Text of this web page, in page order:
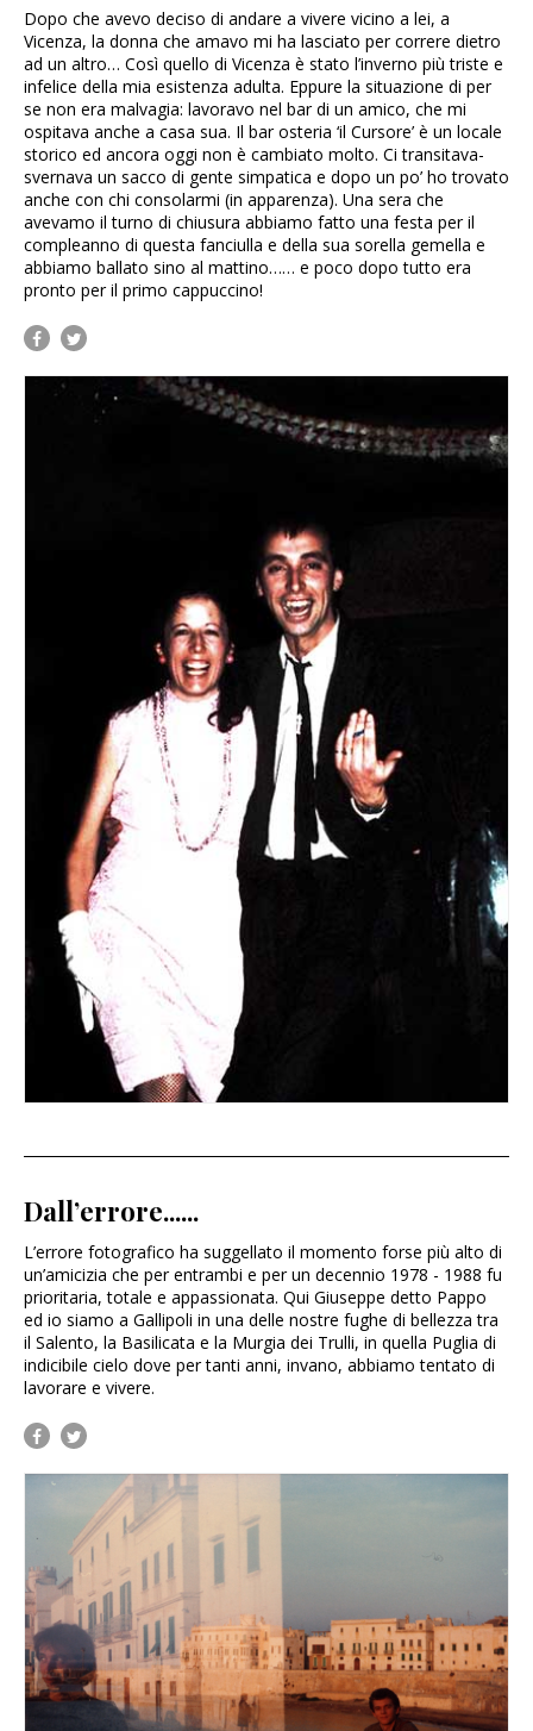
Dopo che avevo deciso di andare a vivere vicino a lei, a
Vicenza, la donna che amavo mi ha lasciato per correre dietro
ad un altro… Così quello di Vicenza è stato l’inverno più triste e
infelice della mia esistenza adulta. Eppure la situazione di per
se non era malvagia: lavoravo nel bar di un amico, che mi
ospitava anche a casa sua. Il bar osteria ‘il Cursore’ è un locale
storico ed ancora oggi non è cambiato molto. Ci transitava-
svernava un sacco di gente simpatica e dopo un po’ ho trovato
anche con chi consolarmi (in apparenza). Una sera che
avevamo il turno di chiusura abbiamo fatto una festa per il
compleanno di questa fanciulla e della sua sorella gemella e
abbiamo ballato sino al mattino…… e poco dopo tutto era
pronto per il primo cappuccino!
Dall’errore......
L’errore fotografico ha suggellato il momento forse più alto di
un’amicizia che per entrambi e per un decennio 1978 - 1988 fu
prioritaria, totale e appassionata. Qui Giuseppe detto Pappo
ed io siamo a Gallipoli in una delle nostre fughe di bellezza tra
il Salento, la Basilicata e la Murgia dei Trulli, in quella Puglia di
indicibile cielo dove per tanti anni, invano, abbiamo tentato di
lavorare e vivere.